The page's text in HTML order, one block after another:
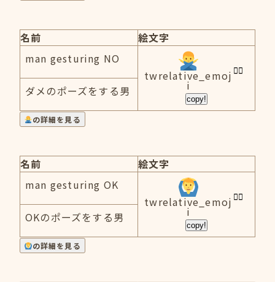
名前
絵文字
man gesturing NO
twrelative_emoj
i
copy!
ダメのポーズをする男
の詳細を見る
名前
絵文字
man gesturing OK
twrelative_emoj
i
copy!
OKのポーズをする男
の詳細を見る